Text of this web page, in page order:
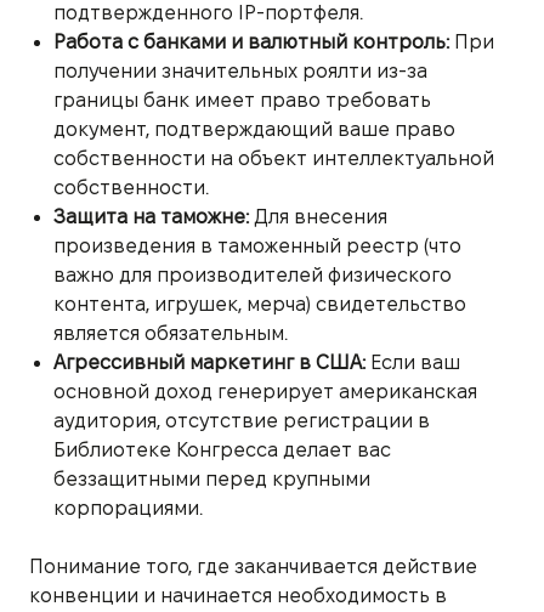
подтвержденного IP-портфеля.
Работа с банками и валютный контроль:При
получении значительных роялти из-за
границы банк имеет право требовать
документ, подтверждающий ваше право
собственности на объект интеллектуальной
собственности.
Защита на таможне:Для внесения
произведения в таможенный реестр (что
важно для производителей физического
контента, игрушек, мерча) свидетельство
является обязательным.
Агрессивный маркетинг в США:Если ваш
основной доход генерирует американская
аудитория, отсутствие регистрации в
Библиотеке Конгресса делает вас
беззащитными перед крупными
корпорациями.
Понимание того, где заканчивается действие
конвенции и начинается необходимость в